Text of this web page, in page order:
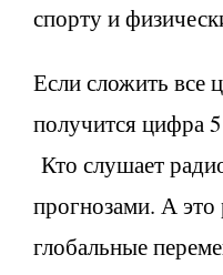
спорту и
Если сложить все
получится цифра
Кто слушает
прогнозами. А
глобальные